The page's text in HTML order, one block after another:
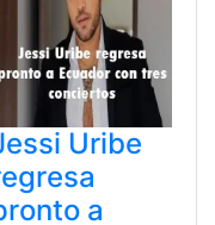
Uribe
a